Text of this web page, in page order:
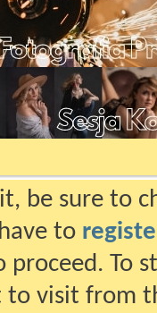
be sure to
to
To
visit from